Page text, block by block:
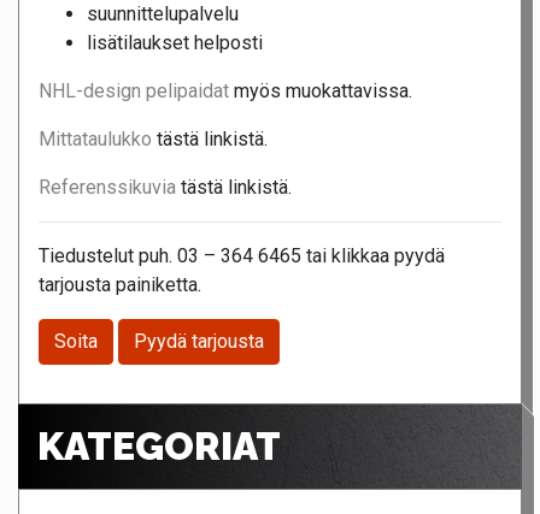
suunnittelupalvelu
lisätilaukset helposti
NHL-design pelipaidat myös muokattavissa.
Mittataulukko tästä linkistä.
Referenssikuvia tästä linkistä.
Tiedustelut puh. 03 – 364 6465 tai klikkaa pyydä
tarjousta painiketta.
Soita Pyydä tarjousta
KATEGORIAT